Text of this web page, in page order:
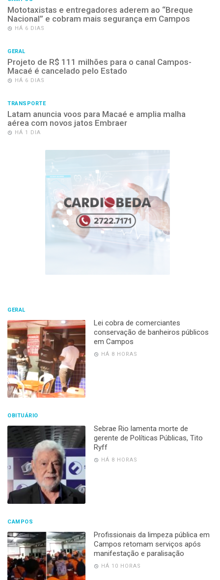
Mototaxistas e entregadores aderem ao “Breque
Nacional” e cobram mais segurança em Campos
HÁ 6 DIAS
GERAL
Projeto de R$ 111 milhões para o canal Campos-
Macaé é cancelado pelo Estado
HÁ 6 DIAS
TRANSPORTE
Latam anuncia voos para Macaé e amplia malha
aérea com novos jatos Embraer
HÁ 1 DIA
GERAL
Lei cobra de comerciantes
conservação de banheiros públicos
em Campos
HÁ 8 HORAS
OBITUÁRIO
Sebrae Rio lamenta morte de
gerente de Políticas Públicas, Tito
Ryff
HÁ 8 HORAS
CAMPOS
Profissionais da limpeza pública em
Campos retomam serviços após
manifestação e paralisação
HÁ 10 HORAS